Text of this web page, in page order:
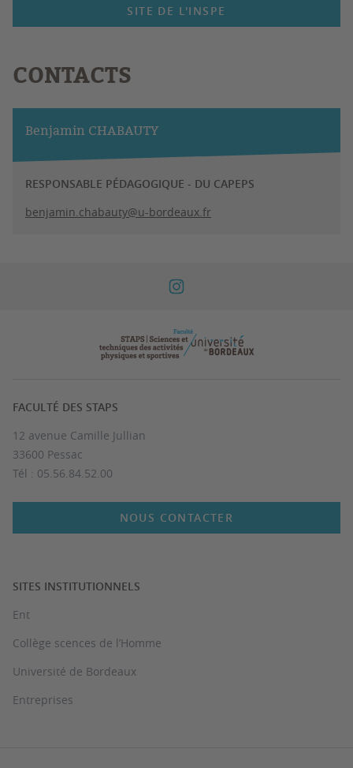
SITE DE L'INSPE
CONTACTS
Benjamin CHABAUTY
RESPONSABLE PÉDAGOGIQUE - DU CAPEPS
benjamin.chabauty@u-bordeaux.fr
FACULTÉ DES STAPS
12 avenue Camille Jullian
33600 Pessac
Tél : 05.56.84.52.00
NOUS CONTACTER
SITES INSTITUTIONNELS
Ent
Collège scences de l’Homme
Université de Bordeaux
Entreprises